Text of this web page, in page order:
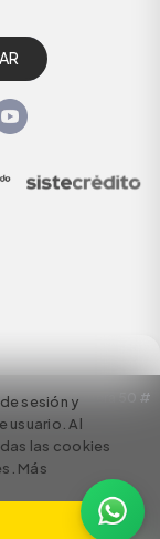
sesión y
usuario. Al
las cookies
Más
Dirección: Carrera 50 #